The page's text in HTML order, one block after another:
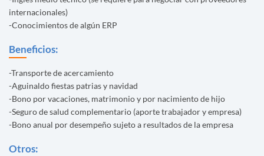
internacionales)
-Conocimientos de algún ERP
Beneficios:
-Transporte de acercamiento
-Aguinaldo fiestas patrias y navidad
-Bono por vacaciones, matrimonio y por nacimiento de hijo
-Seguro de salud complementario (aporte trabajador y empresa)
-Bono anual por desempeño sujeto a resultados de la empresa
Otros: